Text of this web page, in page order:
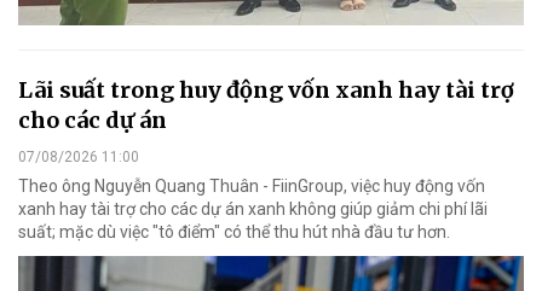
Lãi suất trong huy động vốn xanh hay tài trợ
cho các dự án
07/08/2026 11:00
Theo ông Nguyễn Quang Thuân - FiinGroup, việc huy động vốn
xanh hay tài trợ cho các dự án xanh không giúp giảm chi phí lãi
suất; mặc dù việc "tô điểm" có thể thu hút nhà đầu tư hơn.